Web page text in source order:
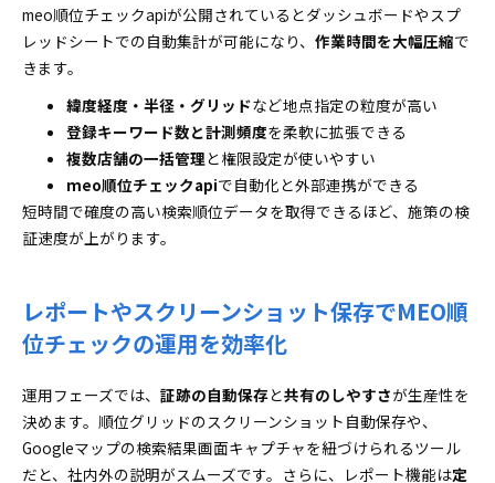
meo順位チェックapiが公開されているとダッシュボードやスプ
レッドシートでの自動集計が可能になり、 作業時間を大幅圧縮で
きます。
緯度経度・半径・グリッドなど地点指定の粒度が高い
登録キーワード数と計測頻度を柔軟に拡張できる
複数店舗の一括管理と権限設定が使いやすい
meo順位チェックapiで自動化と外部連携ができる
短時間で確度の高い検索順位データを取得できるほど、施策の検
証速度が上がります。
レポートやスクリーンショット保存でMEO順
位チェックの運用を効率化
運用フェーズでは、 証跡の自動保存と共有のしやすさが生産性を
決めます。順位グリッドのスクリーンショット自動保存や、
Googleマップの検索結果画面キャプチャを紐づけられるツール
だと、社内外の説明がスムーズです。さらに、レポート機能は定